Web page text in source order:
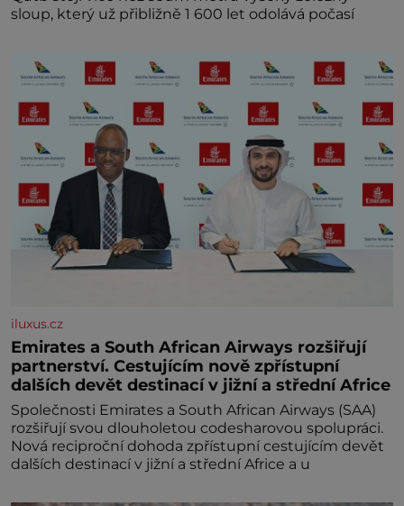
sloup, který už přibližně 1 600 let odolává počasí
iluxus.cz
Emirates a South African Airways rozšiřují
partnerství. Cestujícím nově zpřístupní
dalších devět destinací v jižní a střední Africe
Společnosti Emirates a South African Airways (SAA)
rozšiřují svou dlouholetou codesharovou spolupráci.
Nová reciproční dohoda zpřístupní cestujícím devět
dalších destinací v jižní a střední Africe a u